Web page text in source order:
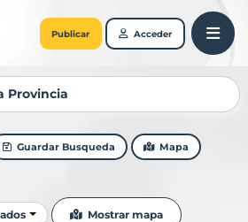
Publicar Acceder
Guardar Busqueda Mapa
Mostrar mapa